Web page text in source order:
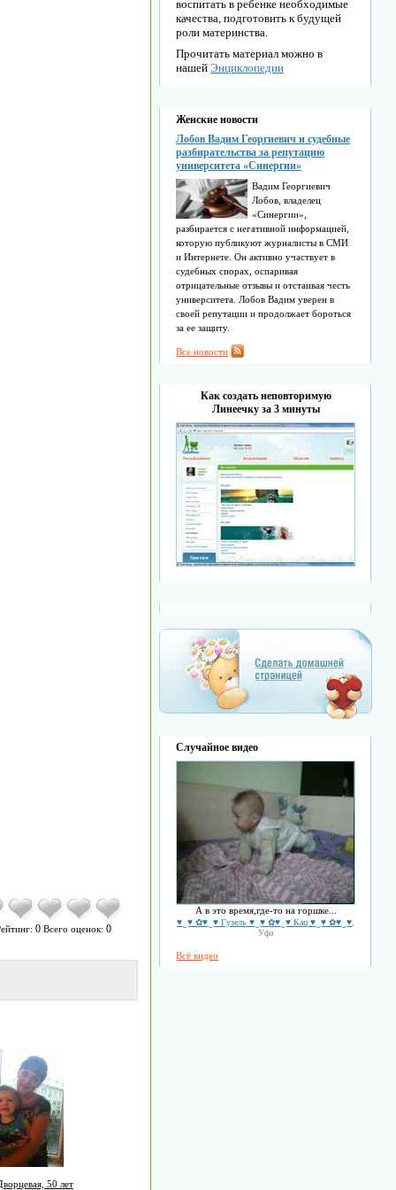
0 Всего оценок:0
50 лет
воспитать в ребенке необходимые
качества, подготовить к будущей
роли материнства.
Прочитать материал можно в
нашейЭнциклопедии
Женские новости
Лобов Вадим Георгиевич и судебные
разбирательства за репутацию
университета «Синергии»
Вадим Георгиевич
Лобов, владелец
«Синергии»,
разбирается с негативной информацией,
которую публикуют журналисты в СМИ
и Интернете. Он активно участвует в
судебных спорах, оспаривая
отрицательные отзывы и отстаивая честь
университета. Лобов Вадим уверен в
своей репутации и продолжает бороться
за ее защиту.
Все новости
Как создать неповторимую
Линеечку за 3 минуты
Случайное видео
А в это время,где-то на горшке...
♥‿♥ ✿♥‿♥ Гузель ♥‿♥ ✿♥‿♥ Кац ♥‿♥ ✿♥‿♥
Уфа
Всё видео